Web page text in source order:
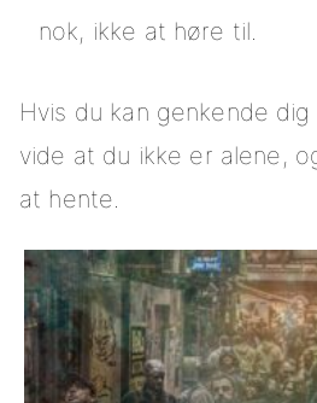
nok, ikke at høre til.
Hvis du kan genkende
vide at du ikke er alene,
at hente.